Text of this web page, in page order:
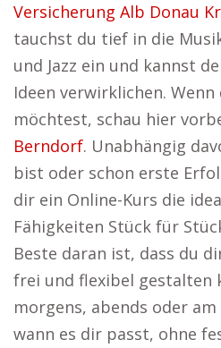
Versicherung Alb Donau
tauchst du tief in die
und Jazz ein und kannst
Ideen verwirklichen.
möchtest, schau hier
Berndorf. Unabhängig
bist oder schon erste
dir ein Online-Kurs die
Fähigkeiten Stück für
Beste daran ist, dass du
frei und flexibel gestalten
morgens, abends oder
wann es dir passt, ohne